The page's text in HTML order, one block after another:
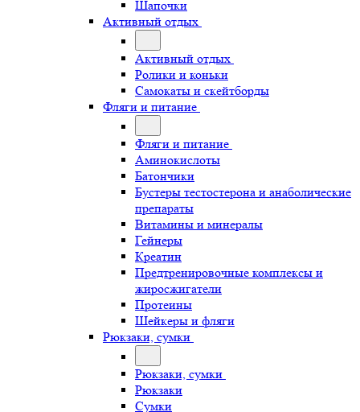
Шапочки
Активный отдых
Активный отдых
Ролики и коньки
Самокаты и скейтборды
Фляги и питание
Фляги и питание
Аминокислоты
Батончики
Бустеры тестостерона и анаболические
препараты
Витамины и минералы
Гейнеры
Креатин
Предтренировочные комплексы и
жиросжигатели
Протеины
Шейкеры и фляги
Рюкзаки, сумки
Рюкзаки, сумки
Рюкзаки
Сумки